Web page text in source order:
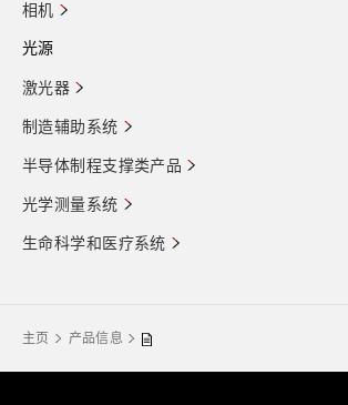
相机
光源
激光器
制造辅助系统
半导体制程支撑类产品
光学测量系统
生命科学和医疗系统
主页 产品信息